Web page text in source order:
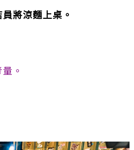
將涼麵上桌。
。